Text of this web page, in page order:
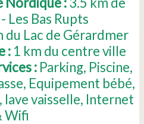
Les Bas Rupts
du Lac de Gérardmer
: 1 km du centre ville
: Parking Piscine
Equipement bébé
lave vaisselle Internet
Wifi